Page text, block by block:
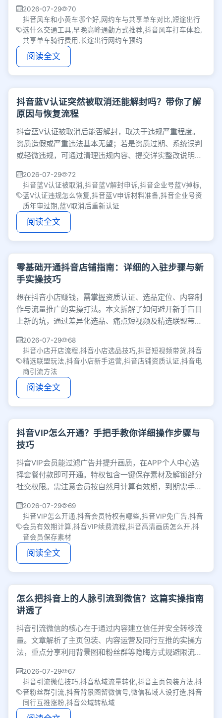
2026-07-29
70
抖音风车和小黄车哪个好,网约车与共享单车对比,短途出行
选什么交通工具,早晚高峰通勤方式推荐,抖音风车打车体验,
共享单车骑行费用,长途出行网约车预约
阅读全文
抖音蓝V认证突然被取消还能解封吗？带你了解
原因与恢复流程
抖音蓝V认证被取消后能否解封，取决于违规严重程度。
资质造假或严重违法基本无望；若是资质过期、系统误判
或轻微违规，可通过清理违规内容、提交详实整改说明与
2026-07-29
72
抖音蓝V认证被取消,抖音蓝V解封申诉,抖音企业号蓝V掉标,
蓝V认证违规怎么恢复,抖音蓝V申诉材料准备,抖音企业号资
质年审过期,蓝V取消后重新认证
阅读全文
零基础开通抖音店铺指南：详细的入驻步骤与新
手实操技巧
想在抖音小店赚钱，需掌握资质认证、选品定位、内容制
作与流量推广的实操打法。本文拆解了如何避开新手盲目
上新的坑，通过差异化选品、痛点短视频及精选联盟带货
2026-07-29
68
抖音小店开店流程,抖音小店选品技巧,抖音短视频带货,抖音
精选联盟玩法,抖音小店新手运营,抖音店铺资质认证,抖音电
商引流方法
阅读全文
抖音VIP怎么开通？手把手教你详细操作步骤与
技巧
抖音VIP会员能过滤广告并提升画质，在APP个人中心选
择套餐付款即可开通。特权包含一键保存素材及解锁部分
社交权限。需注意会员按自然月计算有效期，到期需手动
2026-07-29
69
抖音VIP怎么开通,抖音会员特权有哪些,抖音VIP免广告,抖音
会员有效期计算,抖音VIP续费流程,抖音高清画质怎么开,抖
音会员保存素材
阅读全文
怎么把抖音上的人脉引流到微信？这篇实操指南
讲透了
抖音引流微信的核心在于通过内容建立信任并安全转移流
量。文章解析了主页包装、内容运营及同行互推的实操方
法，重点分享利用背景图和粉丝群等隐晦方式规避限流，
2026-07-29
67
抖音引流微信技巧,抖音私域流量转化,抖音主页包装方法,抖
音粉丝群引流,抖音背景图留微信号,微信私域人设打造,抖音
同行互推涨粉,抖音公域转私域